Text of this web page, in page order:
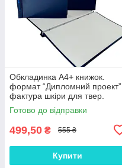
Обкладинка А4+ книжок.
формат “Дипломний проект”
фактура шкіри для твер.
палітурки 215×305 мм синя
(20мм) (уп.5шт)
Готово до відправки
499,50 ₴ 555 ₴
Купити